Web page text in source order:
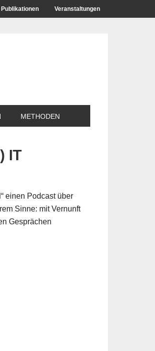
Publikationen Veranstaltungen
METHODEN
IT
einen Podcast über
Sinne: mit Vernunft
Gesprächen